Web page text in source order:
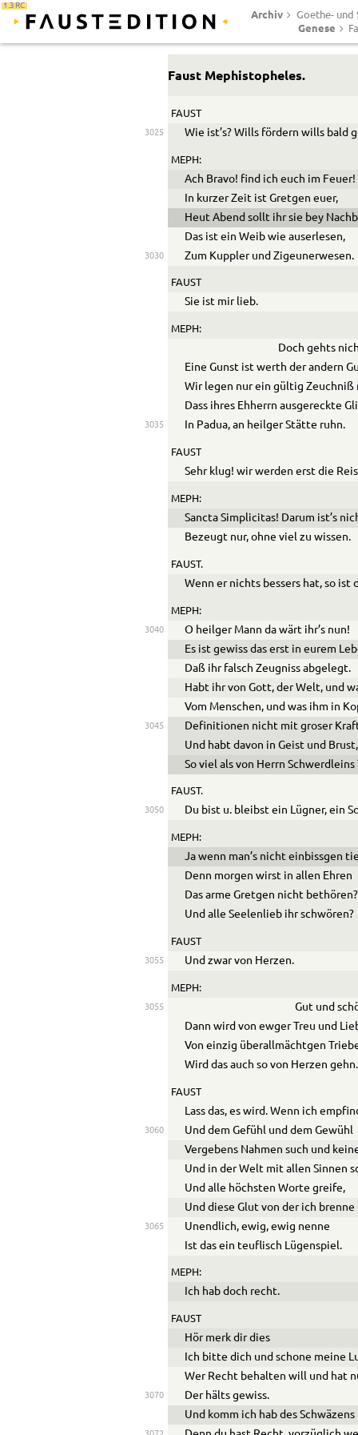
1.3 RC
Archiv Goethe- und
Genese
Faust Mephistopheles.
FAUST
3025 Wie ist’s? Wills fördern wills bald
MEPH:
Ach Bravo! find ich euch im Feuer!
In kurzer Zeit ist Gretgen euer,
Heut Abend sollt ihr sie bey
Das ist ein Weib wie auserlesen,
3030 Zum Kuppler und Zigeunerwesen.
FAUST
Sie ist mir lieb.
MEPH:
Doch gehts
Eine Gunst ist werth der andern
Wir legen nur ein gültig Zeuchniß
Dass ihres Ehherrn ausgereckte
3035 In Padua, an heilger Stätte ruhn.
FAUST
Sehr klug! wir werden erst die
MEPH:
Sancta Simplicitas! Darum ist’s
Bezeugt nur, ohne viel zu wissen.
FAUST.
Wenn er nichts bessers hat, so ist
MEPH:
3040
O heilger Mann da wärt ihr’s nun!
Es ist gewiss das erst in eurem
Daß ihr falsch Zeugniss abgelegt.
Habt ihr von Gott, der Welt, und
Vom Menschen, und was ihm in
3045
Definitionen nicht mit groser
Und habt davon in Geist und Brust,
So viel als von Herrn
FAUST.
3050 Du bist u. bleibst ein Lügner, ein
MEPH:
Ja wenn man’s nicht einbissgen
Denn morgen wirst in allen Ehren
Das arme Gretgen nicht bethören?
Und alle Seelenlieb ihr schwören?
FAUST
3055 Und zwar von Herzen.
MEPH:
3055
Gut und
Dann wird von ewger Treu und
Von einzig überallmächtgen
Wird das auch so von Herzen gehn.
FAUST
Lass das, es wird. Wenn ich
3060
Und dem Gefühl und dem Gewühl
Vergebens Nahmen such und
Und in der Welt mit allen Sinnen
Und alle höchsten Worte greife,
Und diese Glut von der ich brenne
3065
Unendlich, ewig, ewig nenne
Ist das ein teuflisch Lügenspiel.
MEPH:
Ich hab doch recht.
FAUST
Hör merk dir dies
Ich bitte dich und schone meine
Wer Recht behalten will und hat
3070
Der hälts gewiss.
Und komm ich hab des Schwäzens